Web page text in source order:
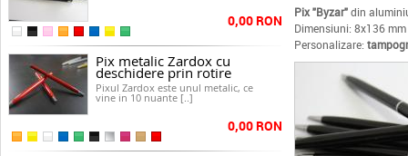
0,00 RON
Pix metalic Zardox cu
deschidere prin rotire
Pixul Zardox este unul metalic, ce
vine in 10 nuante [..]
0,00 RON
Pix "Byzar"din
Dimensiuni: 8x136 mm
Personalizare: